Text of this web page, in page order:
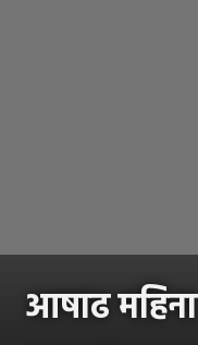
आषाढ महिना